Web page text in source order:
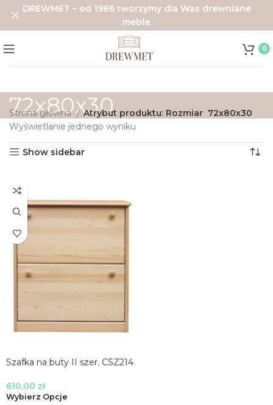
0
72x80x30
Strona główna Atrybut produktu: Rozmiar 72x80x30
Wyświetlanie jednego wyniku
Show sidebar
Szafka na buty II szer. CSZ214
610,00 zł
Wybierz Opcje
DREWMET – od 1986 tworzymy dla Was drewniane
meble.